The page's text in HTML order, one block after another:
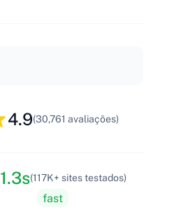
4.9(30,761 avaliações)
1.3s(117K+ sites testados)
fast